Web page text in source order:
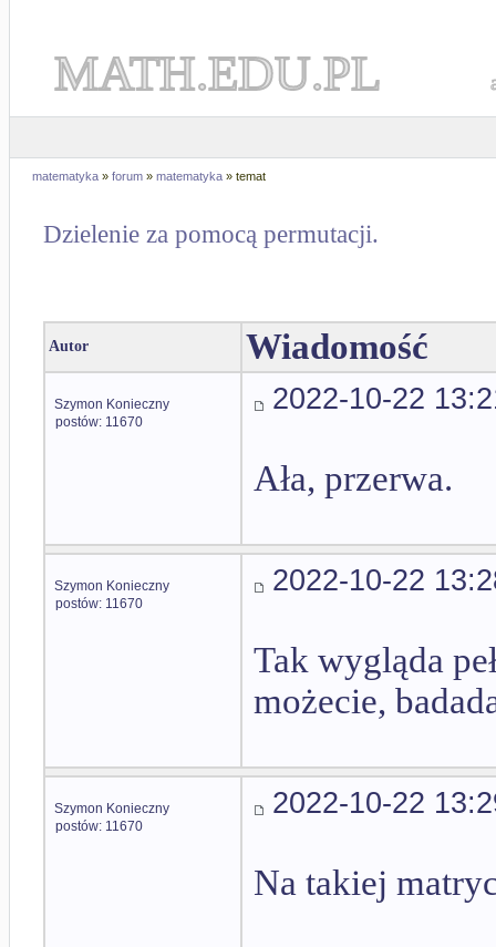
MATH.EDU.PL
matematyka » forum » matematyka » temat
Dzielenie za pomocą permutacji.
Autor Wiadomość
Szymon Konieczny
postów: 11670
2022-10-22
Ała, przerwa.
Szymon Konieczny
postów: 11670
2022-10-22
Tak wygląda
możecie,
Szymon Konieczny
postów: 11670
2022-10-22
Na takiej